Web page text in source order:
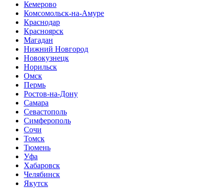
Кемерово
Комсомольск-на-Амуре
Краснодар
Красноярск
Магадан
Нижний Новгород
Новокузнецк
Норильск
Омск
Пермь
Ростов-на-Дону
Самара
Севастополь
Симферополь
Сочи
Томск
Тюмень
Уфа
Хабаровск
Челябинск
Якутск